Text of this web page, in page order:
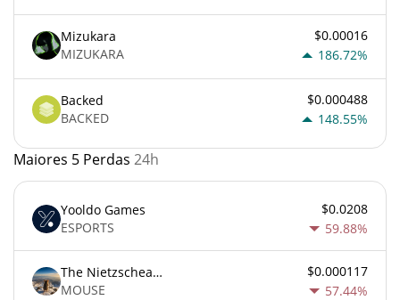
Mizukara
MIZUKARA
$0.00016
186.72%
Backed
BACKED
$0.000488
148.55%
Maiores 5 Perdas 24h
Yooldo Games
ESPORTS
$0.0208
59.88%
The Nietzschean Mouse
MOUSE
$0.000117
57.44%